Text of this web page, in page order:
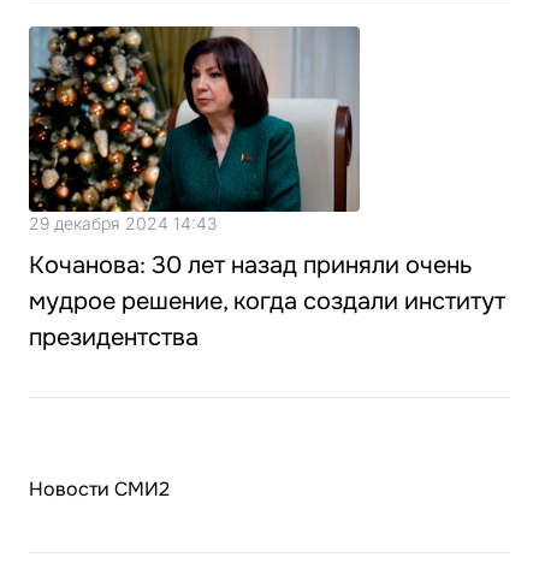
29 декабря 2024 14:43
Кочанова: 30 лет назад приняли очень
мудрое решение, когда создали институт
президентства
Новости СМИ2